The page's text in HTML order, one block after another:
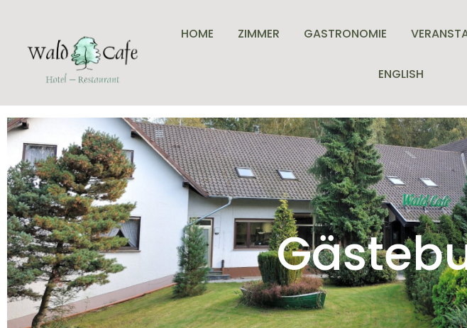
HOME ZIMMER GASTRONOMIE
ENGLISH